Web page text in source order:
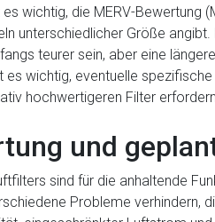
wichtig, die MERV-Bewertung
unterschiedlicher Größe
teurer sein, aber eine
wichtig, eventuelle
hochwertigeren Filter
und
sind für die anhaltende
Probleme